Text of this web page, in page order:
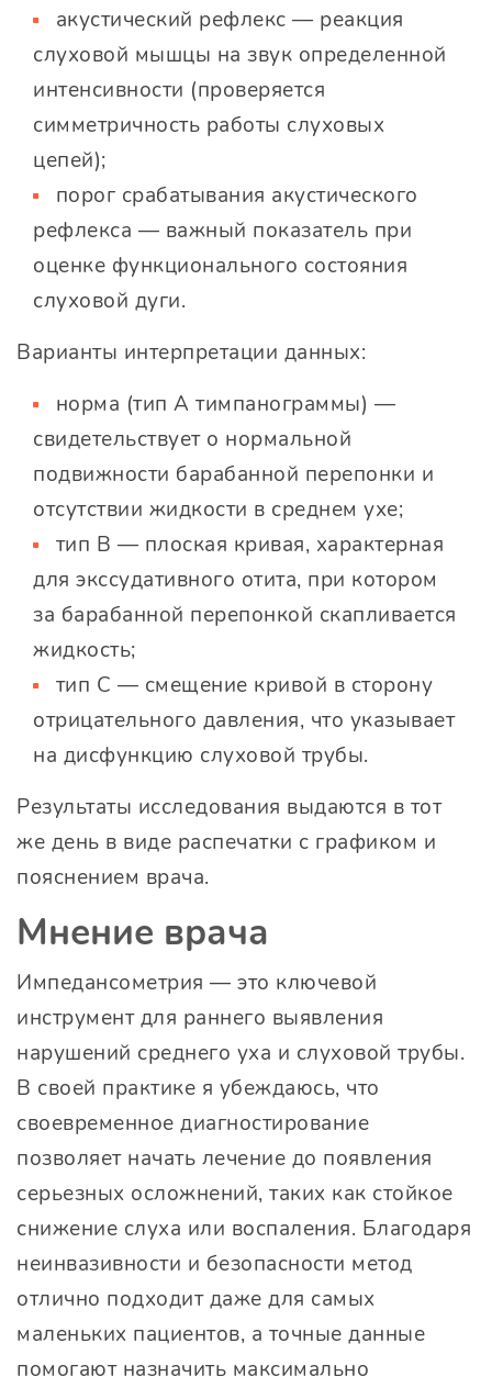
акустический рефлекс — реакция
слуховой мышцы на звук определенной
интенсивности (проверяется
симметричность работы слуховых
цепей);
порог срабатывания акустического
рефлекса — важный показатель при
оценке функционального состояния
слуховой дуги.
Варианты интерпретации данных:
норма (тип A тимпанограммы) —
свидетельствует о нормальной
подвижности барабанной перепонки и
отсутствии жидкости в среднем ухе;
тип B — плоская кривая, характерная
для экссудативного отита, при котором
за барабанной перепонкой скапливается
жидкость;
тип C — смещение кривой в сторону
отрицательного давления, что указывает
на дисфункцию слуховой трубы.
Результаты исследования выдаются в тот
же день в виде распечатки с графиком и
пояснением врача.
Мнение врача
Импедансометрия — это ключевой
инструмент для раннего выявления
нарушений среднего уха и слуховой трубы.
В своей практике я убеждаюсь, что
своевременное диагностирование
позволяет начать лечение до появления
серьезных осложнений, таких как стойкое
снижение слуха или воспаления. Благодаря
неинвазивности и безопасности метод
отлично подходит даже для самых
маленьких пациентов, а точные данные
помогают назначить максимально